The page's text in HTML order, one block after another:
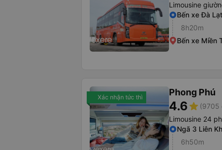
Limousine
Bến xe Đà Lạt
8h20m
Bến xe Miền
Xác nhận tức thì Phong Phú
4.6star (9705
Limousine 24
Ngã 3 Liên
6h50m